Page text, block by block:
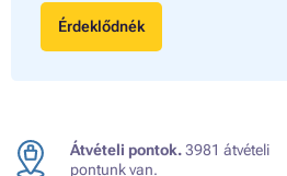
Érdeklődnék
Átvételi pontok.3981 átvételi
pontunk van.